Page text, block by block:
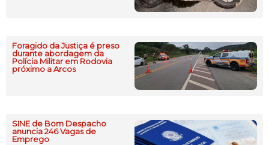
Foragido da Justiça é preso
durante abordagem da
Polícia Militar em Rodovia
próximo a Arcos
SINE de Bom Despacho
anuncia 246 Vagas de
Emprego